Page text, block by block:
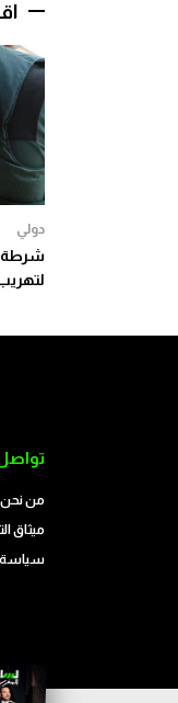
دولي
شرطة
من
ميثاق
سياسة